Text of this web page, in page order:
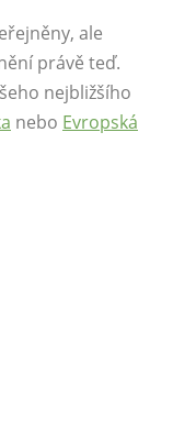
ale
právě teď.
nejbližšího
nebo Evropská